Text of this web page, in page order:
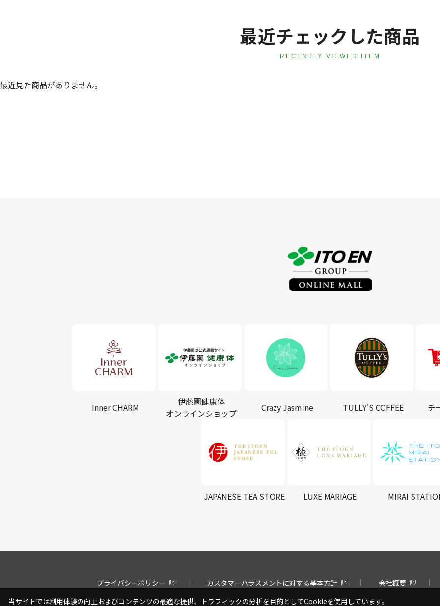
最近チェックした商品
RECENTLY VIEWED ITEM
最近見た商品がありません。
Inner CHARM
伊藤園健康体
オンラインショップ
Crazy Jasmine TULLY'S COFFEE チ
JAPANESE TEA STORE LUXE MARIAGE MIRAI
プライバシーポリシー カスタマーハラスメントに対する基本方針
会社概要
当サイトでは利用体験の向上およびコンテンツの最適な提供、トラフィックの分析を目的としてCookieを使用しています。